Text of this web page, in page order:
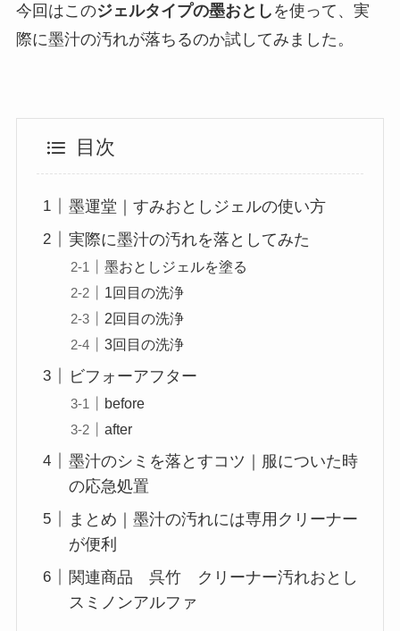
今回はこのジェルタイプの墨おとし を使って、実
際に墨汁の汚れが落ちるのか試してみました。
目次
墨運堂｜すみおとしジェルの使い方
実際に墨汁の汚れを落としてみた
墨おとしジェルを塗る
1回目の洗浄
2回目の洗浄
3回目の洗浄
ビフォーアフター
before
after
墨汁のシミを落とすコツ｜服についた時
の応急処置
まとめ｜墨汁の汚れには専用クリーナー
が便利
関連商品 呉竹 クリーナー汚れおとし
スミノンアルファ